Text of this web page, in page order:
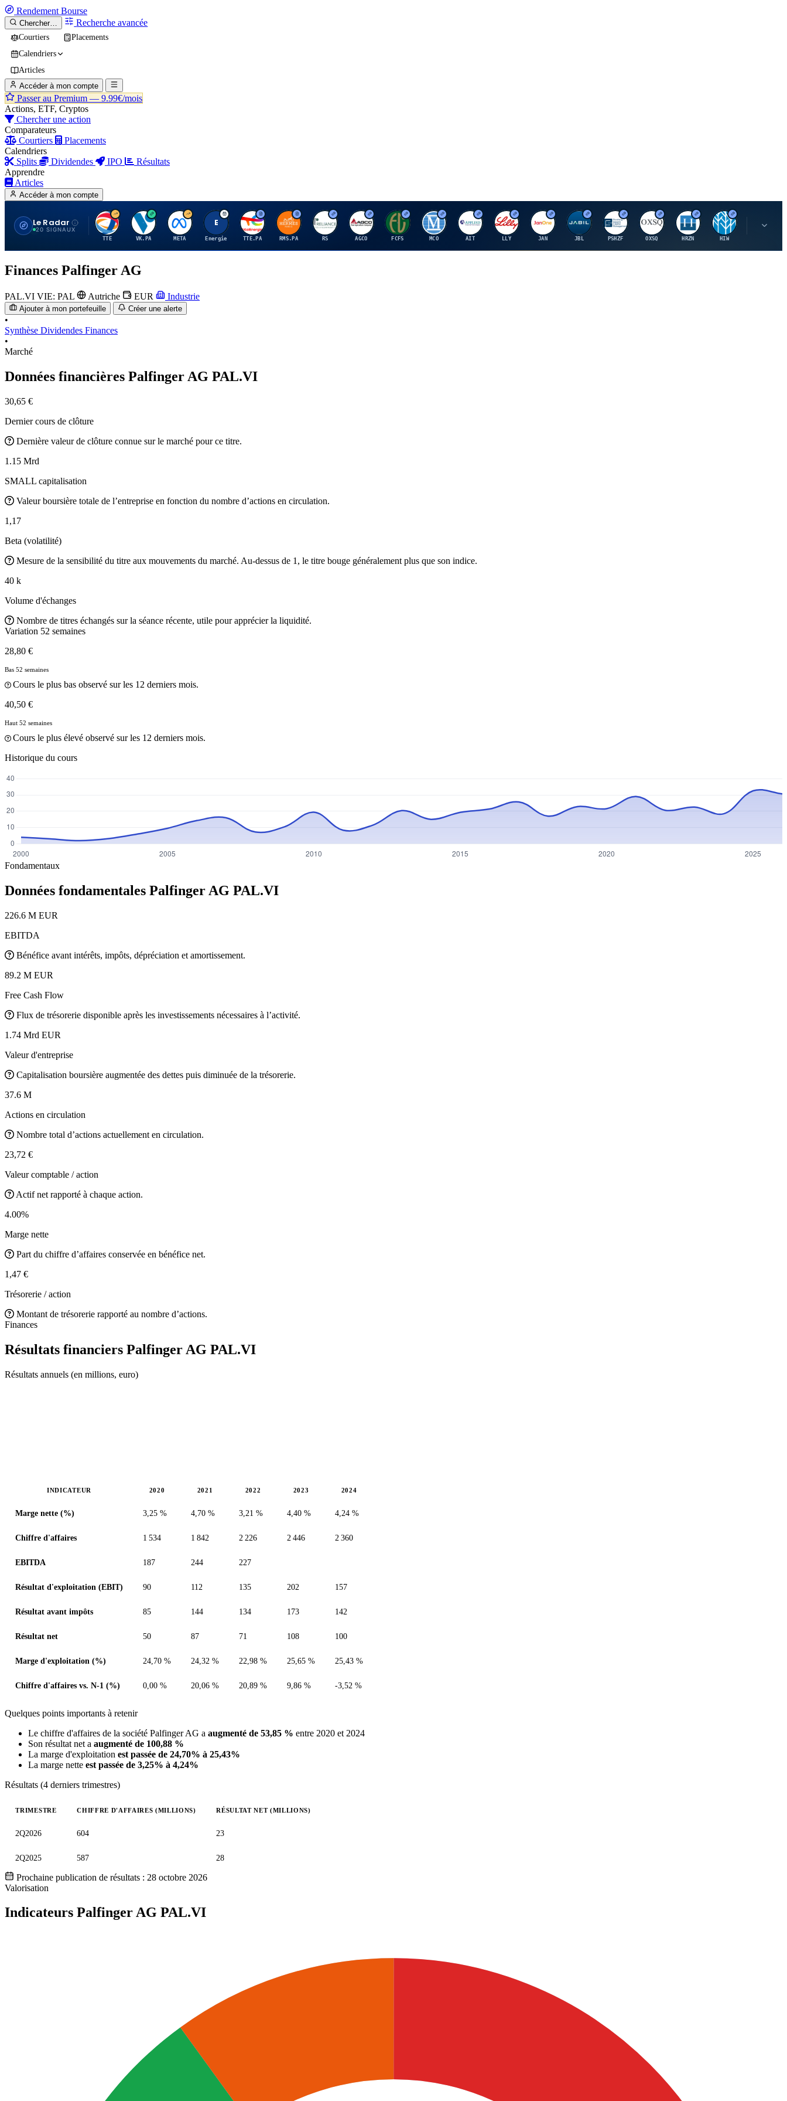
Rendement Bourse
Chercher… Recherche avancée
Courtiers
Placements
Calendriers
Articles
Accéder à mon compte
Passer au Premium — 9.99€/mois
Actions, ETF, Cryptos
Chercher une action
Comparateurs
Courtiers
Placements
Calendriers
Splits
Dividendes IPO
Résultats
Apprendre
Articles
Accéder à mon compte
Le Radar
20 SIGNAUX
T
TTE
V
VK.PA
M
META
E
Energie
T
TTE.PA
H
RMS.PA
R
RS
A
AGCO
F
FCFS
M
MCO
A
AIT
E
LLY
J
JAN
J
JBL
P
PSHZF
O
OXSQ
H
HRZN
H
HIW
U
Finances Palfinger AG
PAL.VI VIE: PAL Autriche EUR Industrie
Ajouter à mon portefeuille Créer une alerte
•
Synthèse Dividendes Finances
•
Marché
Données financières Palfinger AG PAL.VI
30,65 €
Dernier cours de clôture
Dernière valeur de clôture connue sur le marché pour ce titre.
1.15 Mrd
SMALL capitalisation
Valeur boursière totale de l’entreprise en fonction du nombre d’actions en circulation.
1,17
Beta (volatilité)
Mesure de la sensibilité du titre aux mouvements du marché. Au-dessus de 1, le titre bouge généralement plus que son indice.
40 k
Volume d'échanges
Nombre de titres échangés sur la séance récente, utile pour apprécier la liquidité.
Variation 52 semaines
28,80 €
Bas 52 semaines
Cours le plus bas observé sur les 12 derniers mois.
40,50 €
Haut 52 semaines
Cours le plus élevé observé sur les 12 derniers mois.
Historique du cours
Fondamentaux
Données fondamentales Palfinger AG PAL.VI
226.6 M EUR
EBITDA
Bénéfice avant intérêts, impôts, dépréciation et amortissement.
89.2 M EUR
Free Cash Flow
Flux de trésorerie disponible après les investissements nécessaires à l’activité.
1.74 Mrd EUR
Valeur d'entreprise
Capitalisation boursière augmentée des dettes puis diminuée de la trésorerie.
37.6 M
Actions en circulation
Nombre total d’actions actuellement en circulation.
23,72 €
Valeur comptable / action
Actif net rapporté à chaque action.
4.00%
Marge nette
Part du chiffre d’affaires conservée en bénéfice net.
1,47 €
Trésorerie / action
Montant de trésorerie rapporté au nombre d’actions.
Finances
Résultats financiers Palfinger AG PAL.VI
Résultats annuels (en millions, euro)
INDICATEUR 2020 2021 2022 2023 2024
Marge nette (%) 3,25 % 4,70 % 3,21 % 4,40 % 4,24 %
Chiffre d'affaires 1 534 1 842 2 226 2 446 2 360
EBITDA 187 244 227
Résultat d'exploitation (EBIT) 90 112 135 202 157
Résultat avant impôts 85 144 134 173 142
Résultat net 50 87 71 108 100
Marge d'exploitation (%) 24,70 % 24,32 % 22,98 % 25,65 % 25,43 %
Chiffre d'affaires vs. N-1 (%) 0,00 % 20,06 % 20,89 % 9,86 % -3,52 %
Quelques points importants à retenir
Le chiffre d'affaires de la société Palfinger AG a augmenté de 53,85 % entre 2020 et 2024
Son résultat net a augmenté de 100,88 %
La marge d'exploitation est passée de 24,70% à 25,43%
La marge nette est passée de 3,25% à 4,24%
Résultats (4 derniers trimestres)
TRIMESTRE CHIFFRE D'AFFAIRES (MILLIONS) RÉSULTAT NET (MILLIONS)
2Q2026 604 23
2Q2025 587 28
Prochaine publication de résultats : 28 octobre 2026
Valorisation
Indicateurs Palfinger AG PAL.VI